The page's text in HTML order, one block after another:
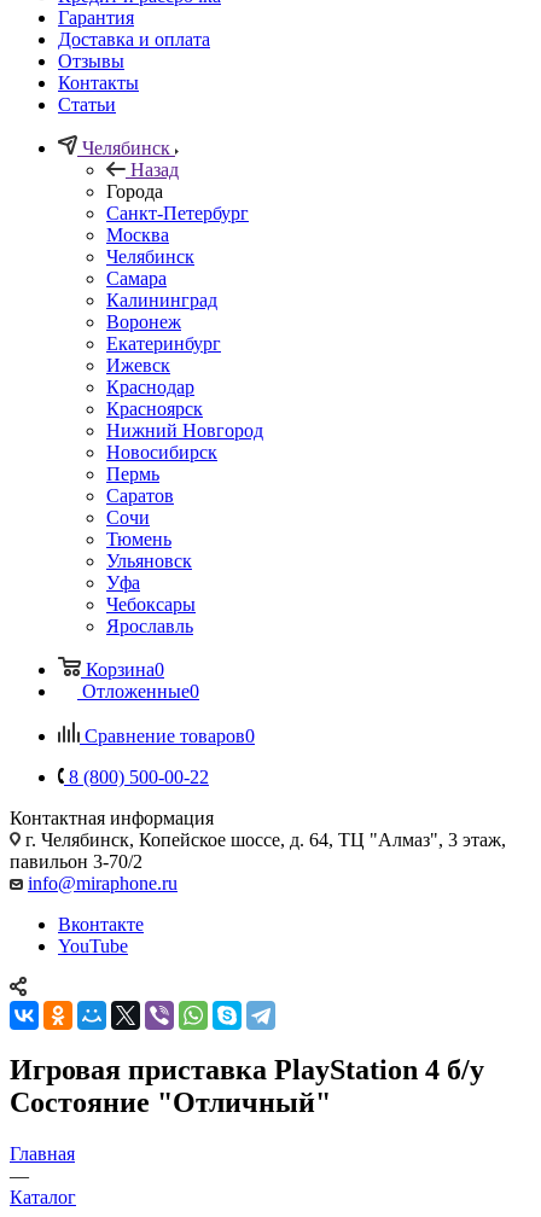
Гарантия
Доставка и оплата
Отзывы
Контакты
Статьи
Челябинск
Назад
Города
Санкт-Петербург
Москва
Челябинск
Самара
Калининград
Воронеж
Екатеринбург
Ижевск
Краснодар
Красноярск
Нижний Новгород
Новосибирск
Пермь
Саратов
Сочи
Тюмень
Ульяновск
Уфа
Чебоксары
Ярославль
Корзина0
Отложенные0
Сравнение товаров0
8 (800) 500-00-22
Контактная информация
г. Челябинск, Копейское шоссе, д. 64, ТЦ "Алмаз", 3 этаж,
павильон 3-70/2
info@miraphone.ru
Вконтакте
YouTube
Игровая приставка PlayStation 4 б/у
Состояние "Отличный"
Главная
—
Каталог